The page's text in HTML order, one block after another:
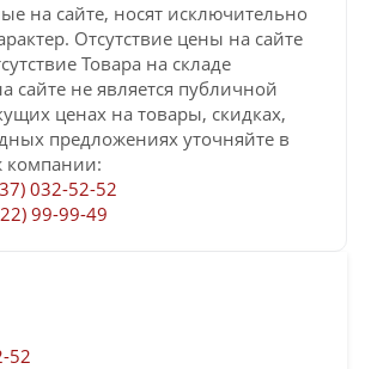
на сайте, носят исключительно
Отсутствие цены на сайте
Товара на складе
сайте не является публичной
ценах на товары, скидках,
предложениях уточняйте в
компании:
032-52-52
99-99-49
52